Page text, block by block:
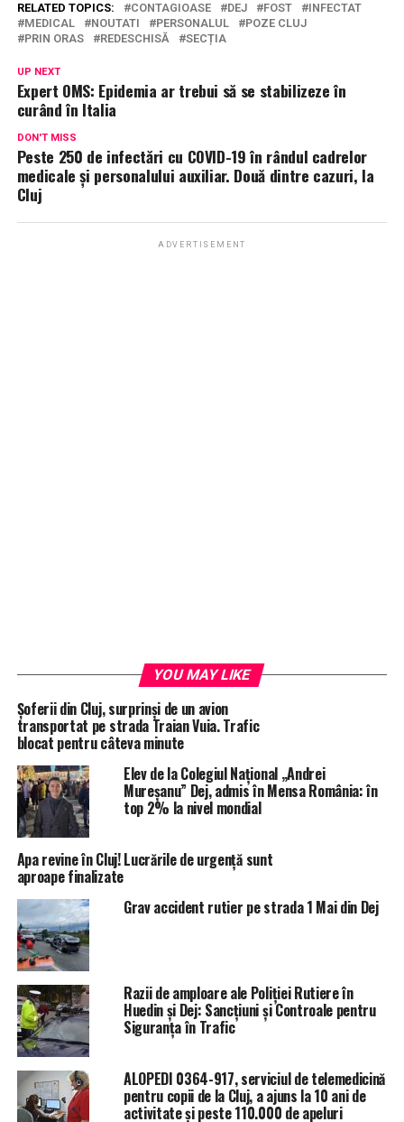
RELATED TOPICS: CONTAGIOASE DEJ FOST
INFECTAT
MEDICAL
NOUTATI PERSONALUL
POZE CLUJ
PRIN ORAS
REDESCHISĂ SECȚIA
UP NEXT
Expert OMS: Epidemia ar trebui să se stabilizeze în
curând în Italia
DON'T MISS
Peste 250 de infectări cu COVID-19 în rândul cadrelor
medicale și personalului auxiliar. Două dintre cazuri, la
Cluj
ADVERTISEMENT
YOU MAY LIKE
Șoferii din Cluj, surprinși de un avion
transportat pe strada Traian Vuia. Trafic
blocat pentru câteva minute
Elev de la Colegiul Național „Andrei
Mureșanu” Dej, admis în Mensa România: în
top 2% la nivel mondial
Apa revine în Cluj! Lucrările de urgență sunt
aproape finalizate
Grav accident rutier pe strada 1 Mai din Dej
Razii de amploare ale Poliției Rutiere în
Huedin și Dej: Sancțiuni și Controale pentru
Siguranța în Trafic
ALOPEDI 0364-917, serviciul de telemedicină
pentru copii de la Cluj, a ajuns la 10 ani de
activitate și peste 110.000 de apeluri